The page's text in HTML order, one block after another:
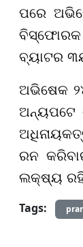
ପରେ
ବ୍ୟାଟର
ଅଭିଷେକ
ଅନ୍ୟପଟେ
ରନ
ଲକ୍ଷ୍ୟ
Tags: